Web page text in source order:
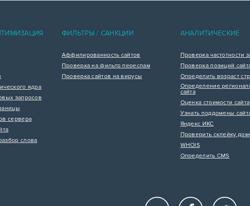
ядра
запросов
сервера
слова
ФИЛЬТРЫ / САНКЦИИ
Аффилированность сайтов
Проверка на фильтр переспам
Проверка сайтов на вирусы
АНАЛИТИЧЕСКИЕ
Проверка частотности
Проверка позиций
Определить возраст
Определение
сайта
Оценка стоимости сайта
Узнать поддомены
Яндекс ИКС
Проверить склейку
WHOIS
Определить CMS